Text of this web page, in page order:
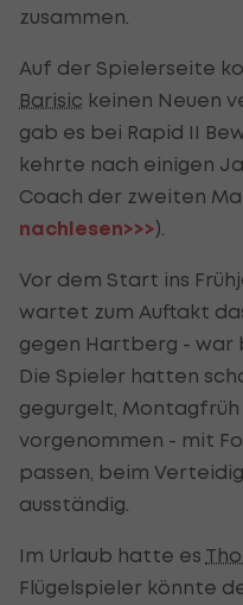
zusammen.
Auf der Spielerseite
Barisic keinen Neuen
gab es bei Rapid II
kehrte nach einigen
Coach der zweiten
nachlesen>>>).
Vor dem Start ins
wartet zum Auftakt
gegen Hartberg - war
Die Spieler hatten
gegurgelt,
vorgenommen - mit
passen, beim
ausständig.
Im Urlaub hatte es
Flügelspieler könnte